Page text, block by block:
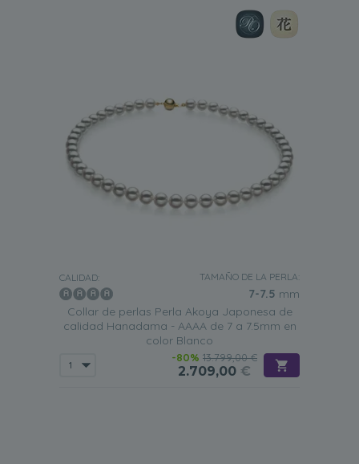
CALIDAD: TAMAÑO DE LA PERLA:
7-7.5 mm
Collar de perlas Perla Akoya Japonesa de
calidad Hanadama - AAAA de 7 a 7.5mm en
color Blanco
-80% 13.799,00 €
2.709,00 €